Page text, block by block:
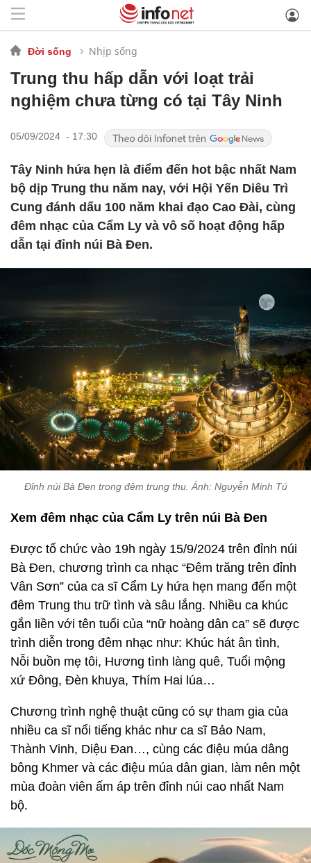
Đời sống Nhịp sống
Trung thu hấp dẫn với loạt trải
nghiệm chưa từng có tại Tây Ninh
05/09/2024 - 17:30
Tây Ninh hứa hẹn là điểm đến hot bậc nhất Nam
bộ dịp Trung thu năm nay, với Hội Yến Diêu Trì
Cung đánh dấu 100 năm khai đạo Cao Đài, cùng
đêm nhạc của Cẩm Ly và vô số hoạt động hấp
dẫn tại đỉnh núi Bà Đen.
Đỉnh núi Bà Đen trong đêm trung thu. Ảnh: Nguyễn Minh Tú
Xem đêm nhạc của Cẩm Ly trên núi Bà Đen
Được tổ chức vào 19h ngày 15/9/2024 trên đỉnh núi
Bà Đen, chương trình ca nhạc “Đêm trăng trên đỉnh
Vân Sơn” của ca sĩ Cẩm Ly hứa hẹn mang đến một
đêm Trung thu trữ tình và sâu lắng. Nhiều ca khúc
gắn liền với tên tuổi của “nữ hoàng dân ca” sẽ được
trình diễn trong đêm nhạc như: Khúc hát ân tình,
Nỗi buồn mẹ tôi, Hương tình làng quê, Tuổi mộng
xứ Đông, Đèn khuya, Thím Hai lúa…
Chương trình nghệ thuật cũng có sự tham gia của
nhiều ca sĩ nổi tiếng khác như ca sĩ Bảo Nam,
Thành Vinh, Diệu Đan…, cùng các điệu múa dâng
bông Khmer và các điệu múa dân gian, làm nên một
mùa đoàn viên ấm áp trên đỉnh núi cao nhất Nam
bộ.